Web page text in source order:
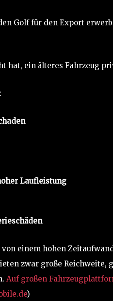
Golf für den Export
hat, ein älteres Fahrzeug
Laufleistung
einem hohen
zwar große
Auf großen
)